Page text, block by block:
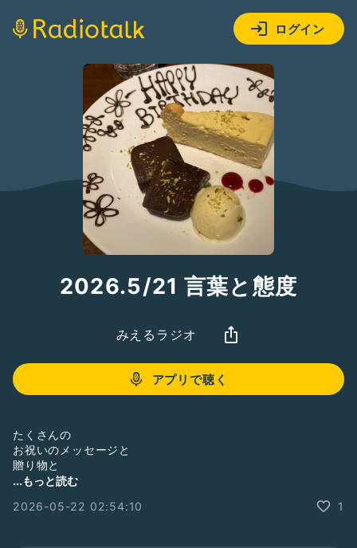
ログイン
2026.5/21 言葉と態度
みえるラジオ
アプリで聴く
たくさんの
お祝いのメッセージと
贈り物と
楽しい時間を
...もっと読む
2026-05-22 02:54:10
1